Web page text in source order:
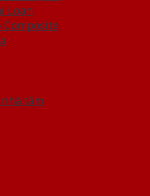
Loan
Composite
tắm